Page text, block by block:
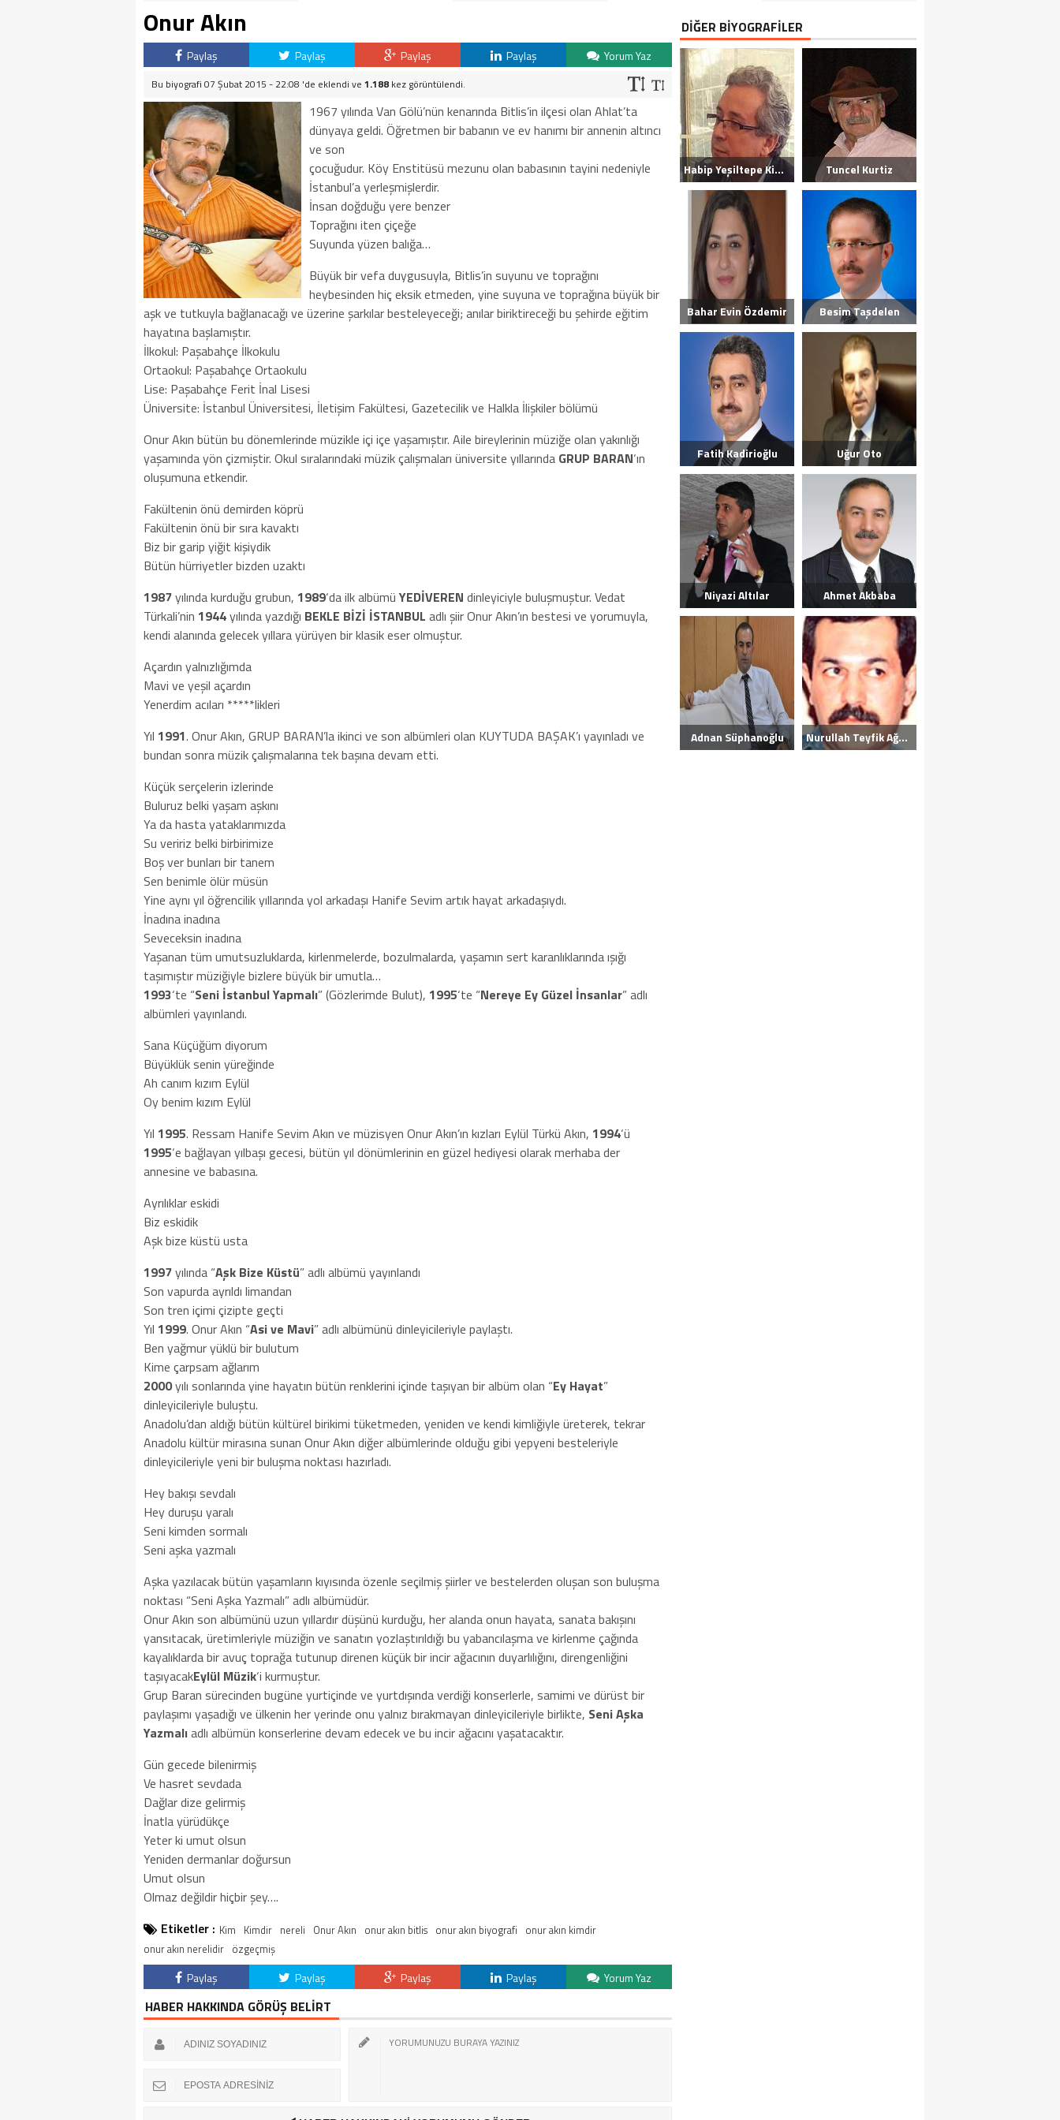
Onur Akın
Paylaş Paylaş Paylaş Paylaş Yorum Yaz
Bu biyografi 07 Şubat 2015 - 22:08 'de eklendi ve 1.188 kez görüntülendi.
1967 yılında Van Gölü’nün kenarında Bitlis’in ilçesi olan Ahlat’ta
dünyaya geldi. Öğretmen bir babanın ve ev hanımı bir annenin altıncı
ve son
çocuğudur. Köy Enstitüsü mezunu olan babasının tayini nedeniyle
İstanbul’a yerleşmişlerdir.
İnsan doğduğu yere benzer
Toprağını iten çiçeğe
Suyunda yüzen balığa…
Büyük bir vefa duygusuyla, Bitlis’in suyunu ve toprağını
heybesinden hiç eksik etmeden, yine suyuna ve toprağına büyük bir
aşk ve tutkuyla bağlanacağı ve üzerine şarkılar besteleyeceği; anılar biriktireceği bu şehirde eğitim
hayatına başlamıştır.
İlkokul: Paşabahçe İlkokulu
Ortaokul: Paşabahçe Ortaokulu
Lise: Paşabahçe Ferit İnal Lisesi
Üniversite: İstanbul Üniversitesi, İletişim Fakültesi, Gazetecilik ve Halkla İlişkiler bölümü
Onur Akın bütün bu dönemlerinde müzikle içi içe yaşamıştır. Aile bireylerinin müziğe olan yakınlığı
yaşamında yön çizmiştir. Okul sıralarındaki müzik çalışmaları üniversite yıllarında GRUP BARAN‘ın
oluşumuna etkendir.
Fakültenin önü demirden köprü
Fakültenin önü bir sıra kavaktı
Biz bir garip yiğit kişiydik
Bütün hürriyetler bizden uzaktı
1987yılında kurduğu grubun, 1989‘da ilk albümü YEDİVEREN dinleyiciyle buluşmuştur. Vedat
Türkali’nin 1944yılında yazdığı BEKLE BİZİ İSTANBUL adlı şiir Onur Akın’ın bestesi ve yorumuyla,
kendi alanında gelecek yıllara yürüyen bir klasik eser olmuştur.
Açardın yalnızlığımda
Mavi ve yeşil açardın
Yenerdim acıları *****likleri
Yıl 1991. Onur Akın, GRUP BARAN’la ikinci ve son albümleri olan KUYTUDA BAŞAK’ı yayınladı ve
bundan sonra müzik çalışmalarına tek başına devam etti.
Küçük serçelerin izlerinde
Buluruz belki yaşam aşkını
Ya da hasta yataklarımızda
Su veririz belki birbirimize
Boş ver bunları bir tanem
Sen benimle ölür müsün
Yine aynı yıl öğrencilik yıllarında yol arkadaşı Hanife Sevim artık hayat arkadaşıydı.
İnadına inadına
Seveceksin inadına
Yaşanan tüm umutsuzluklarda, kirlenmelerde, bozulmalarda, yaşamın sert karanlıklarında ışığı
taşımıştır müziğiyle bizlere büyük bir umutla…
1993‘te “Seni İstanbul Yapmalı” (Gözlerimde Bulut), 1995‘te “Nereye Ey Güzel İnsanlar” adlı
albümleri yayınlandı.
Sana Küçüğüm diyorum
Büyüklük senin yüreğinde
Ah canım kızım Eylül
Oy benim kızım Eylül
Yıl 1995. Ressam Hanife Sevim Akın ve müzisyen Onur Akın’ın kızları Eylül Türkü Akın, 1994‘ü
1995‘e bağlayan yılbaşı gecesi, bütün yıl dönümlerinin en güzel hediyesi olarak merhaba der
annesine ve babasına.
Ayrılıklar eskidi
Biz eskidik
Aşk bize küstü usta
1997yılında “Aşk Bize Küstü” adlı albümü yayınlandı
Son vapurda ayrıldı limandan
Son tren içimi çizipte geçti
Yıl 1999. Onur Akın “Asi ve Mavi” adlı albümünü dinleyicileriyle paylaştı.
Ben yağmur yüklü bir bulutum
Kime çarpsam ağlarım
2000yılı sonlarında yine hayatın bütün renklerini içinde taşıyan bir albüm olan “Ey Hayat”
dinleyicileriyle buluştu.
Anadolu’dan aldığı bütün kültürel birikimi tüketmeden, yeniden ve kendi kimliğiyle üreterek, tekrar
Anadolu kültür mirasına sunan Onur Akın diğer albümlerinde olduğu gibi yepyeni besteleriyle
dinleyicileriyle yeni bir buluşma noktası hazırladı.
Hey bakışı sevdalı
Hey duruşu yaralı
Seni kimden sormalı
Seni aşka yazmalı
Aşka yazılacak bütün yaşamların kıyısında özenle seçilmiş şiirler ve bestelerden oluşan son buluşma
noktası “Seni Aşka Yazmalı” adlı albümüdür.
Onur Akın son albümünü uzun yıllardır düşünü kurduğu, her alanda onun hayata, sanata bakışını
yansıtacak, üretimleriyle müziğin ve sanatın yozlaştırıldığı bu yabancılaşma ve kirlenme çağında
kayalıklarda bir avuç toprağa tutunup direnen küçük bir incir ağacının duyarlılığını, direngenliğini
taşıyacakEylül Müzik‘i kurmuştur.
Grup Baran sürecinden bugüne yurtiçinde ve yurtdışında verdiği konserlerle, samimi ve dürüst bir
paylaşımı yaşadığı ve ülkenin her yerinde onu yalnız bırakmayan dinleyicileriyle birlikte, Seni Aşka
Yazmalıadlı albümün konserlerine devam edecek ve bu incir ağacını yaşatacaktır.
Gün gecede bilenirmiş
Ve hasret sevdada
Dağlar dize gelirmiş
İnatla yürüdükçe
Yeter ki umut olsun
Yeniden dermanlar doğursun
Umut olsun
Olmaz değildir hiçbir şey….
Etiketler : Kim Kimdir nereli Onur Akın onur akın bitlis onur akın biyografi onur akın kimdir
onur akın nerelidir özgeçmiş
Paylaş Paylaş Paylaş Paylaş Yorum Yaz
HABER HAKKINDA GÖRÜŞ BELİRT
DİĞER BİYOGRAFİLER
Habip Yeşiltepe Kimdir? Tuncel Kurtiz
Bahar Evin Özdemir Besim Taşdelen
Fatih Kadirioğlu Uğur Oto
Niyazi Altılar Ahmet Akbaba
Adnan Süphanoğlu Nurullah Teyfik Ağansoy